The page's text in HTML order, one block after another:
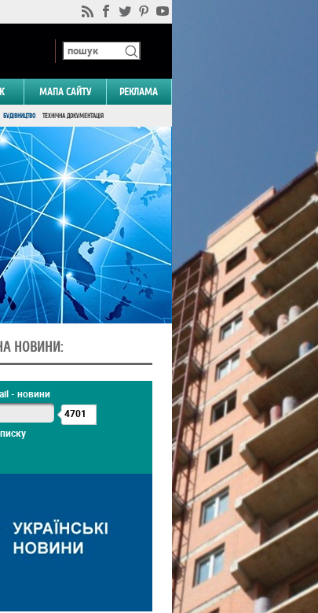
МАПА САЙТУ РЕКЛАМА
БУДІВНИЦТВО ТЕХНІЧНА ДОКУМЕНТАЦІЯ
НОВИНИ:
- новини
4701